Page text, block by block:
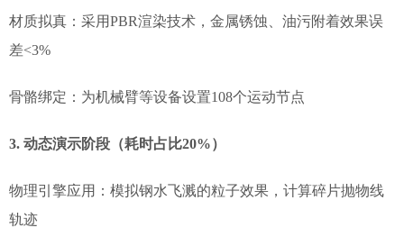
材质拟真：采用PBR渲染技术，金属锈蚀、油污附着效果误
差<3%
骨骼绑定：为机械臂等设备设置108个运动节点
3. 动态演示阶段（耗时占比20%）
物理引擎应用：模拟钢水飞溅的粒子效果，计算碎片抛物线
轨迹